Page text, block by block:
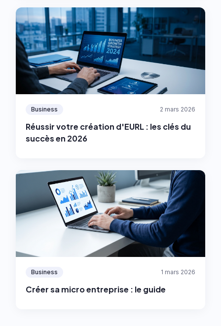
Business 2 mars 2026
Réussir votre création d'EURL : les clés du
succès en 2026
Business 1 mars 2026
Créer sa micro entreprise : le guide